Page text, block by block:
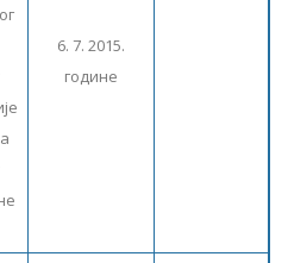
6. 7. 2015.
године